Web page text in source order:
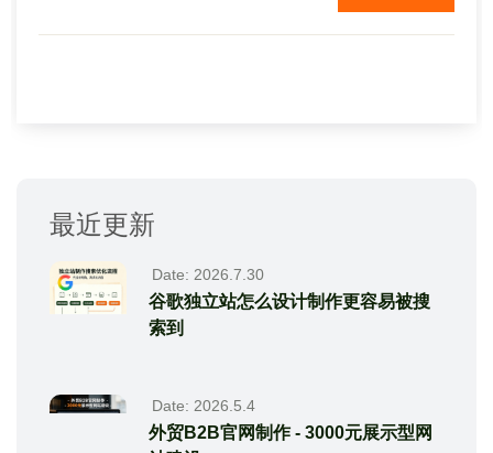
Google广告，可以用更具性价比的方式排到阿里或
者...
最近更新
Date: 2026.7.30
谷歌独立站怎么设计制作更容易被搜
索到
Date: 2026.5.4
外贸B2B官网制作 - 3000元展示型网